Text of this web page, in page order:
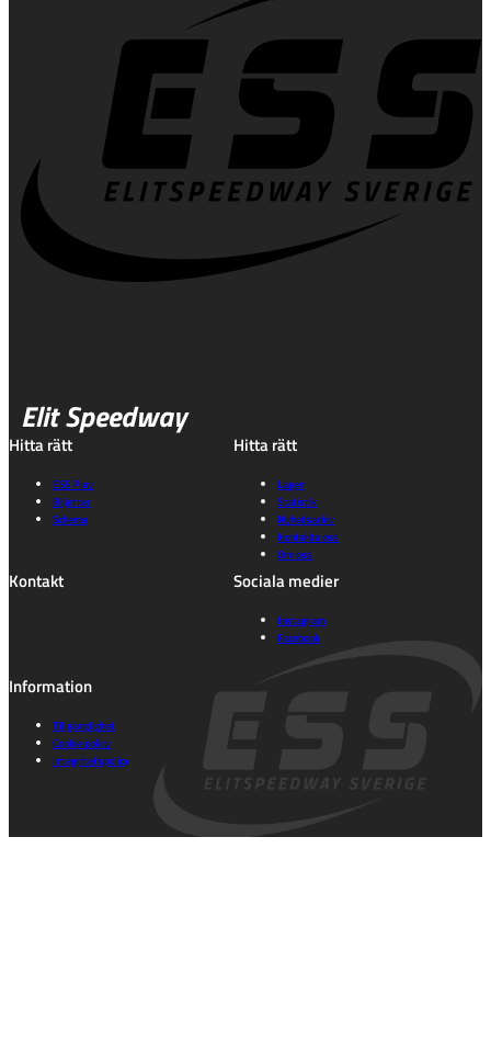
Elit Speedway
Hitta rätt
ESS Play
Biljetter
Schema
Hitta rätt
Lagen
Statistik
Nyhetsarkiv
Kontakta oss
Om oss
Kontakt Sociala medier
Instagram
Facebook
Information
Tillgänglighet
Cookie policy
Integritetspolicy